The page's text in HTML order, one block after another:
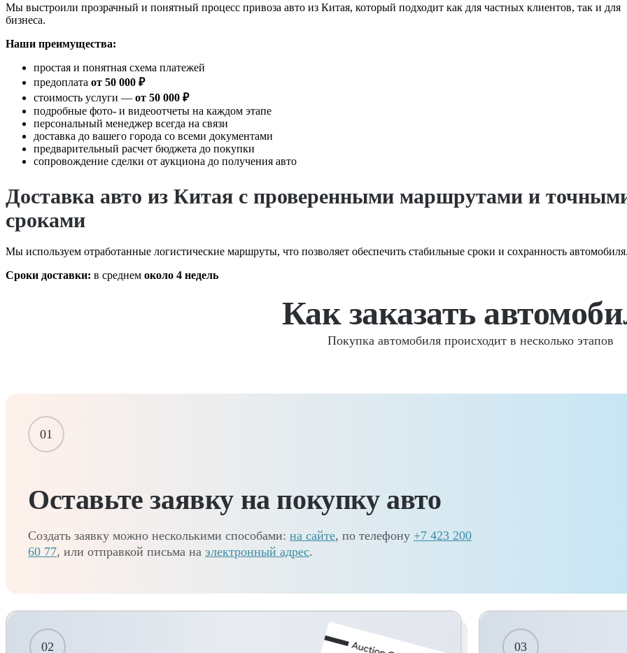
Мы выстроили прозрачный и понятный процесс привоза авто из Китая, который подходит как для частных клиентов, так и для
бизнеса.
Наши преимущества:
простая и понятная схема платежей
предоплата от 50 000 ₽
стоимость услуги — от 50 000 ₽
подробные фото- и видеоотчеты на каждом этапе
персональный менеджер всегда на связи
доставка до вашего города со всеми документами
предварительный расчет бюджета до покупки
сопровождение сделки от аукциона до получения авто
Доставка авто из Китая с проверенными маршрутами и
сроками
Мы используем отработанные логистические маршруты, что позволяет обеспечить стабильные сроки и сохранность
Сроки доставки: в среднем около 4 недель
Как заказать
Покупка автомобиля происходит в несколько этапов
01
Оставьте заявку на покупку авто
Создать заявку можно несколькими способами: на сайте, по телефону +7 423 200
60 77, или отправкой письма на электронный адрес.
02 03